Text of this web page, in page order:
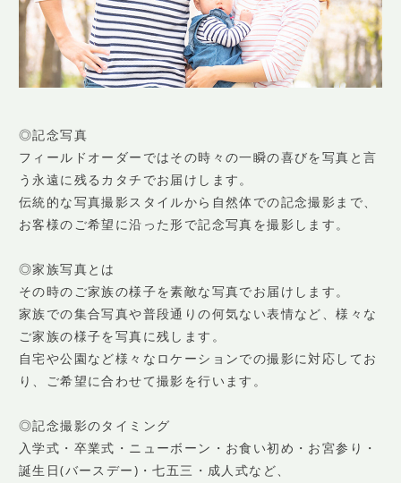
◎記念写真
フィールドオーダーではその時々の一瞬の喜びを写真と言
う永遠に残るカタチでお届けします。
伝統的な写真撮影スタイルから自然体での記念撮影まで、
お客様のご希望に沿った形で記念写真を撮影します。
◎家族写真とは
その時のご家族の様子を素敵な写真でお届けします。
家族での集合写真や普段通りの何気ない表情など、様々な
ご家族の様子を写真に残します。
自宅や公園など様々なロケーションでの撮影に対応してお
り、ご希望に合わせて撮影を行います。
◎記念撮影のタイミング
入学式・卒業式・ニューボーン・お食い初め・お宮参り・
誕生日(バースデー)・七五三・成人式など、